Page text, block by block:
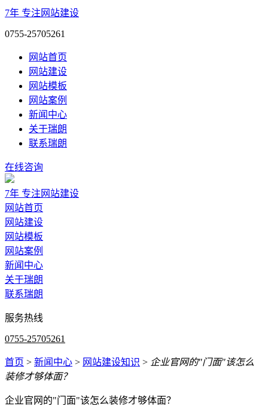
7年 专注网站建设
0755-25705261
网站首页
网站建设
网站模板
网站案例
新闻中心
关于瑞朗
联系瑞朗
在线咨询
7年 专注网站建设
网站首页
网站建设
网站模板
网站案例
新闻中心
关于瑞朗
联系瑞朗
服务热线
0755-25705261
首页 > 新闻中心 > 网站建设知识 > 企业官网的"门面"该怎么
装修才够体面？
企业官网的"门面"该怎么装修才够体面？